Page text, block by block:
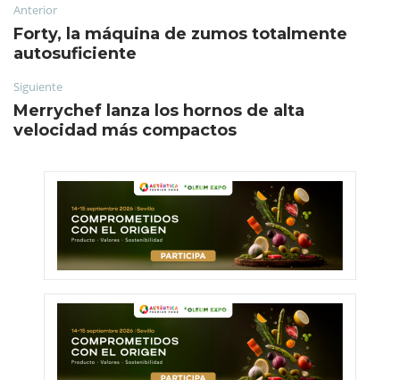
Anterior
Forty, la máquina de zumos totalmente
autosuficiente
Siguiente
Merrychef lanza los hornos de alta
velocidad más compactos